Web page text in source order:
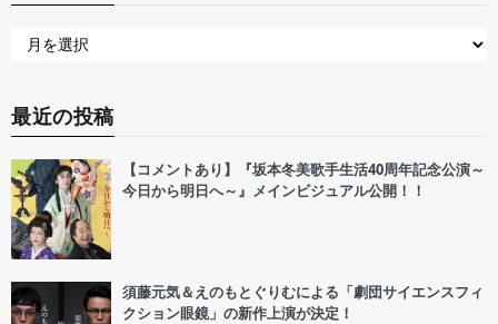
最近の投稿
【コメントあり】『坂本冬美歌手生活40周年記念公演～
今日から明日へ～』メインビジュアル公開！！
須藤元気＆えのもとぐりむによる「劇団サイエンスフィ
クション眼鏡」の新作上演が決定！